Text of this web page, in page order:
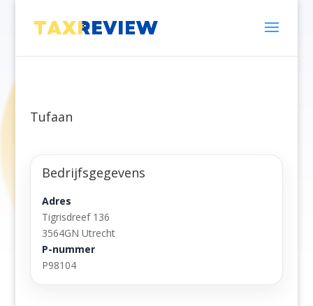
Tufaan
Bedrijfsgegevens
Adres
Tigrisdreef 136
3564GN Utrecht
P-nummer
P98104